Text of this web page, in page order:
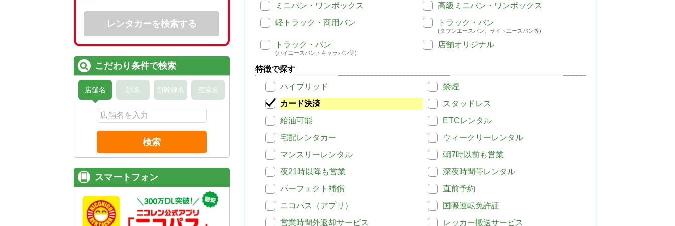
ミニバン・ワンボックス
高級ミニバン・ワンボックス
軽トラック・商用バン
トラック・バン
(タウンエースバン、ライトエースバン等)
トラック・バン
(ハイエースバン・キャラバン等)
店舗オリジナル
特徴で探す
ハイブリッド
禁煙
カード決済
スタッドレス
給油可能
ETCレンタル
宅配レンタカー
ウィークリーレンタル
マンスリーレンタル
朝7時以前も営業
夜21時以降も営業
深夜時間帯レンタル
パーフェクト補償
直前予約
ニコパス（アプリ）
国際運転免許証
営業時間外返却サービス
レッカー搬送サービス
レンタカーを検索する
こだわり条件で検索
店舗名 駅名 新幹線名 空港名
検索
スマートフォン